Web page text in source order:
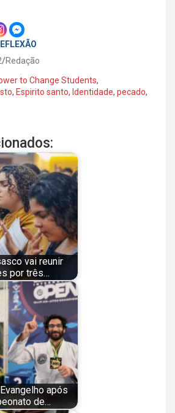
Redação
to Change Students,
, Espirito santo, Identidade, pecado,
vai reunir
por três…
após
de…